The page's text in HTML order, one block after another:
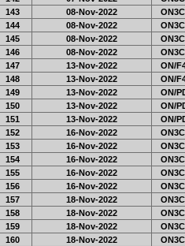
143
08-Nov-2022
144
08-Nov-2022
145
08-Nov-2022
146
08-Nov-2022
147
13-Nov-2022
ON/
148
13-Nov-2022
ON/
149
13-Nov-2022
ON/
150
13-Nov-2022
ON/
151
13-Nov-2022
ON/
152
16-Nov-2022
153
16-Nov-2022
154
16-Nov-2022
155
16-Nov-2022
156
16-Nov-2022
157
18-Nov-2022
158
18-Nov-2022
159
18-Nov-2022
160
18-Nov-2022